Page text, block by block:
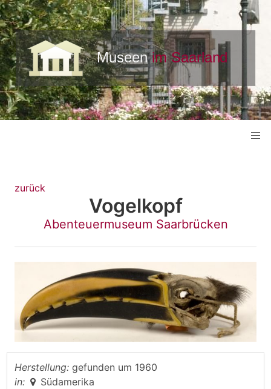
zurück
Vogelkopf
Abenteuermuseum Saarbrücken
Herstellung: gefunden um 1960
in:
Südamerika